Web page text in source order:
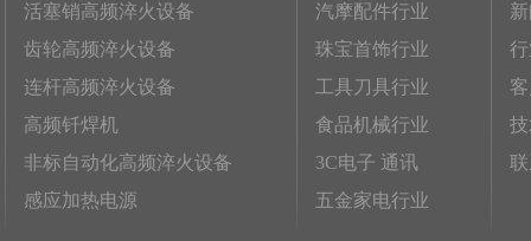
活塞销高频淬火设备
齿轮高频淬火设备
连杆高频淬火设备
高频钎焊机
非标自动化高频淬火设备
感应加热电源
汽摩配件行业
珠宝首饰行业
工具刀具行业
食品机械行业
3C电子 通讯
五金家电行业